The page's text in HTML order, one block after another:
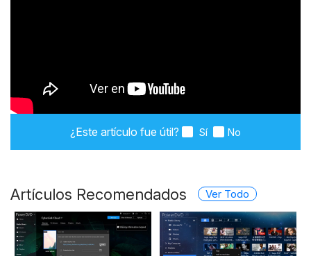
¿Este artículo fue útil? Sí No
Artículos Recomendados Ver Todo